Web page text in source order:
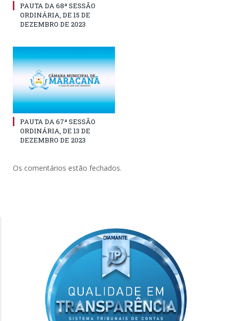
PAUTA DA 68ª SESSÃO
ORDINÁRIA, DE 15 DE
DEZEMBRO DE 2023
PAUTA DA 67ª SESSÃO
ORDINÁRIA, DE 13 DE
DEZEMBRO DE 2023
Os comentários estão fechados.